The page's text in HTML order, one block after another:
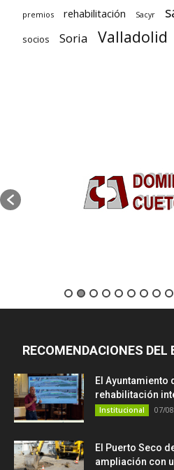
premios rehabilitación Sacyr
socios Soria Valladolid
RECOMENDACIONES DEL
El
rehabilitación
Institucional 07/
El Puerto Seco
ampliación con